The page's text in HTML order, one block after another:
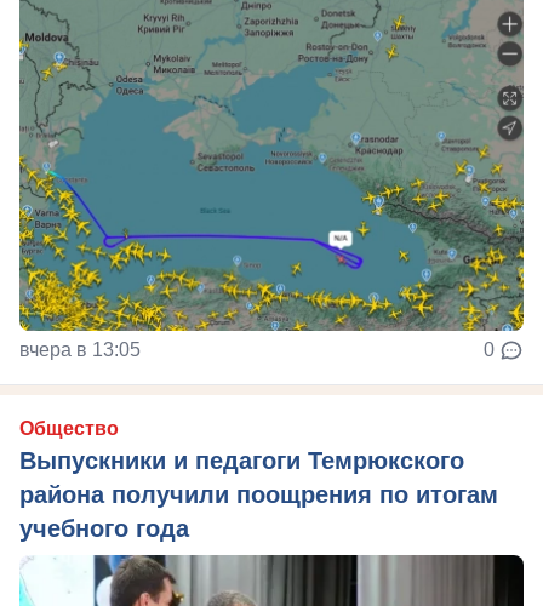
вчера в 13:05 0
Общество
Выпускники и педагоги Темрюкского
района получили поощрения по итогам
учебного года